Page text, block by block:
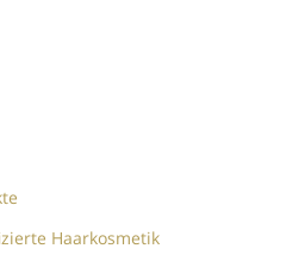
Haarkosmetik